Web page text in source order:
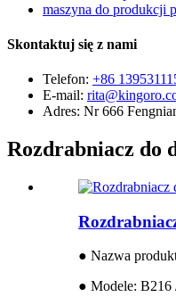
maszyna do produkcji
Skontaktuj się z nami
Telefon: +86
E-mail:
Adres: Nr 666
Rozdrabniacz do
● Nazwa
● Modele: B216